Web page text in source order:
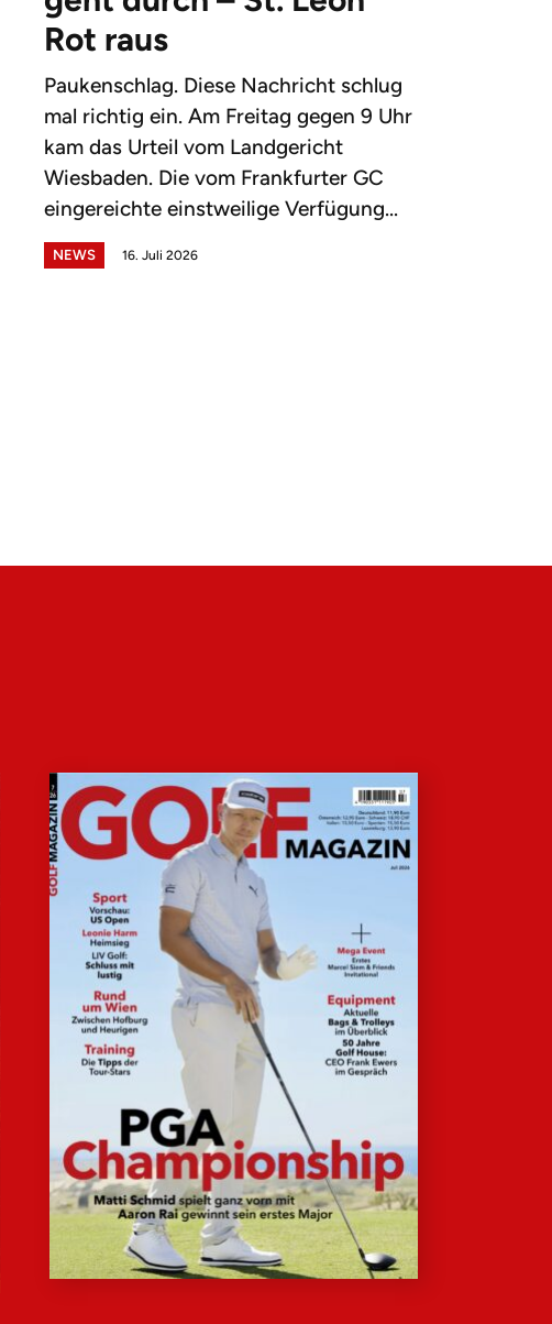
Rot raus
Paukenschlag. Diese Nachricht schlug
mal richtig ein. Am Freitag gegen 9 Uhr
kam das Urteil vom Landgericht
Wiesbaden. Die vom Frankfurter GC
eingereichte einstweilige Verfügung...
NEWS 16. Juli 2026